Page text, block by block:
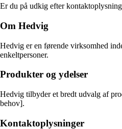
Er du på udkig efter
Om Hedvig
Hedvig er en førende virksomhed
enkeltpersoner.
Produkter og ydelser
Hedvig tilbyder et bredt udvalg af
behov].
Kontaktoplysninger